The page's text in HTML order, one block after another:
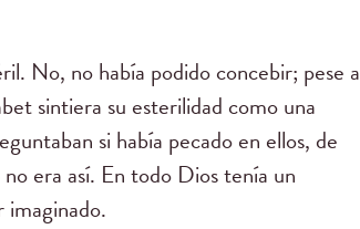
No, no había podido concebir; pese a
sintiera su esterilidad como una
si había pecado en ellos, de
era así. En todo Dios tenía un
imaginado.